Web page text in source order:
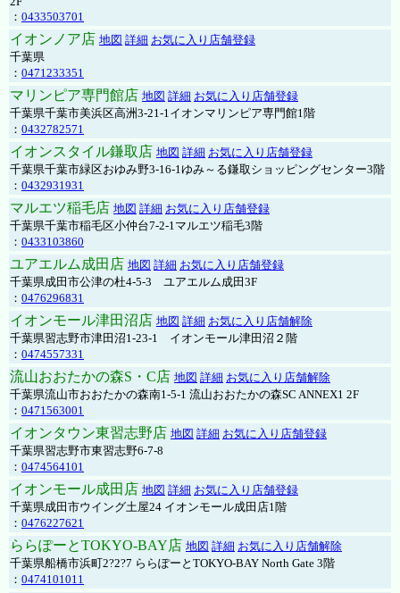
： 0433503701
イオンノア店 地図 詳細 お気に入り店舗登録
千葉県
： 0471233351
マリンピア専門館店 地図 詳細 お気に入り店舗登録
千葉県千葉市美浜区高洲3-21-1イオンマリンピア専門館1階
： 0432782571
イオンスタイル鎌取店 地図 詳細 お気に入り店舗登録
千葉県千葉市緑区おゆみ野3-16-1ゆみ～る鎌取ショッピングセンター3階
： 0432931931
マルエツ稲毛店 地図 詳細 お気に入り店舗登録
千葉県千葉市稲毛区小仲台7-2-1マルエツ稲毛3階
： 0433103860
ユアエルム成田店 地図 詳細 お気に入り店舗登録
千葉県成田市公津の杜4-5-3 ユアエルム成田3F
： 0476296831
イオンモール津田沼店 地図 詳細 お気に入り店舗解除
千葉県習志野市津田沼1-23-1 イオンモール津田沼２階
： 0474557331
流山おおたかの森S・C店 地図 詳細 お気に入り店舗解除
千葉県流山市おおたかの森南1-5-1 流山おおたかの森SC ANNEX1 2F
： 0471563001
イオンタウン東習志野店 地図 詳細 お気に入り店舗登録
千葉県習志野市東習志野6-7-8
： 0474564101
イオンモール成田店 地図 詳細 お気に入り店舗登録
千葉県成田市ウイング土屋24 イオンモール成田店1階
： 0476227621
ららぽーとTOKYO-BAY店 地図 詳細 お気に入り店舗解除
千葉県船橋市浜町2?2?7 ららぽーとTOKYO-BAY North Gate 3階
： 0474101011